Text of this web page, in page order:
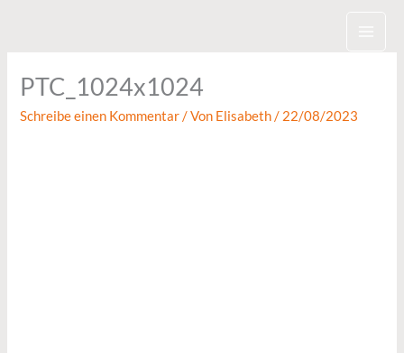
PTC_1024x1024
Schreibe einen Kommentar / Von Elisabeth/ 22/08/2023